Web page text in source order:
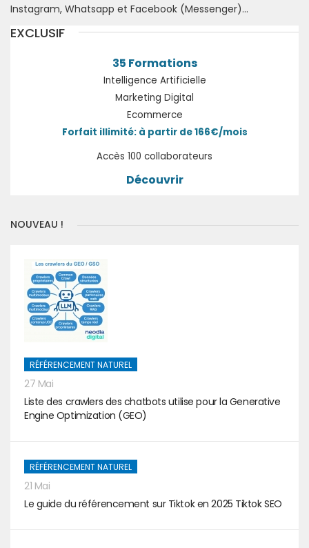
Instagram, Whatsapp et Facebook (Messenger)...
EXCLUSIF
35 Formations
Intelligence Artificielle
Marketing Digital
Ecommerce
Forfait illimité: à partir de 166€/mois
Accès 100 collaborateurs
Découvrir
NOUVEAU !
RÉFÉRENCEMENT NATUREL
27 Mai
Liste des crawlers des chatbots utilise pour la Generative
Engine Optimization (GEO)
RÉFÉRENCEMENT NATUREL
21 Mai
Le guide du référencement sur Tiktok en 2025 Tiktok SEO